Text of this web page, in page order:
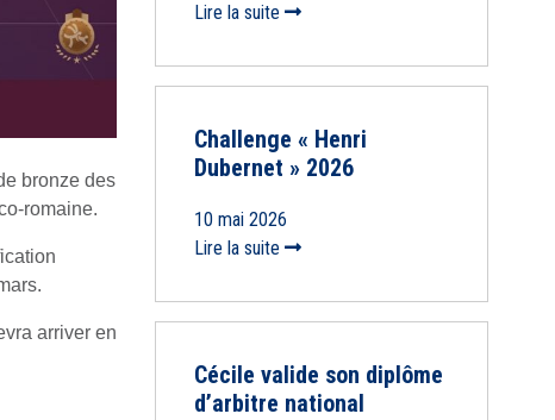
bronze des
romaine.
arriver en
Lire la suite
Challenge « Henri
Dubernet » 2026
10 mai 2026
Lire la suite
Cécile valide son diplôme
d’arbitre national